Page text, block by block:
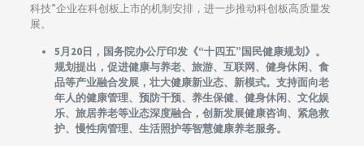
科技”企业在科创板上市的机制安排，进一步推动科创板高质量发
展。
5月20日，国务院办公厅印发《“十四五”国民健康规划》。
规划提出，促进健康与养老、旅游、互联网、健身休闲、食
品等产业融合发展，壮大健康新业态、新模式。支持面向老
年人的健康管理、预防干预、养生保健、健身休闲、文化娱
乐、旅居养老等业态深度融合，创新发展健康咨询、紧急救
护、慢性病管理、生活照护等智慧健康养老服务。